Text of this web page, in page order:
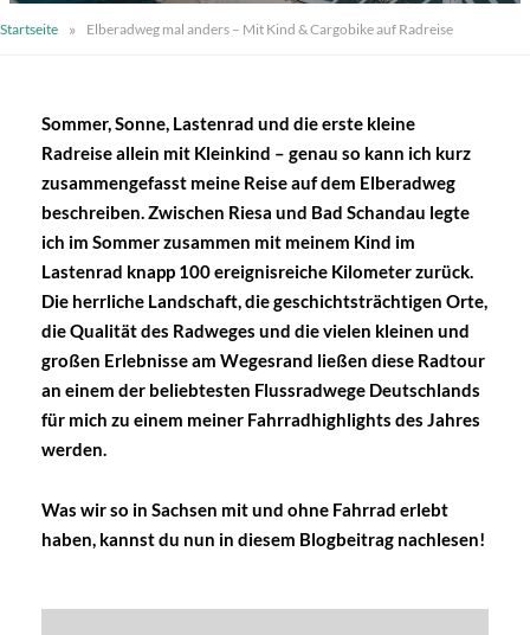
Startseite » Elberadweg mal anders – Mit Kind & Cargobike auf Radreise
Sommer, Sonne, Lastenrad und die erste kleine
Radreise allein mit Kleinkind – genau so kann ich kurz
zusammengefasst meine Reise auf dem Elberadweg
beschreiben. Zwischen Riesa und Bad Schandau legte
ich im Sommer zusammen mit meinem Kind im
Lastenrad knapp 100 ereignisreiche Kilometer zurück.
Die herrliche Landschaft, die geschichtsträchtigen Orte,
die Qualität des Radweges und die vielen kleinen und
großen Erlebnisse am Wegesrand ließen diese Radtour
an einem der beliebtesten Flussradwege Deutschlands
für mich zu einem meiner Fahrradhighlights des Jahres
werden.
Was wir so in Sachsen mit und ohne Fahrrad erlebt
haben, kannst du nun in diesem Blogbeitrag nachlesen!